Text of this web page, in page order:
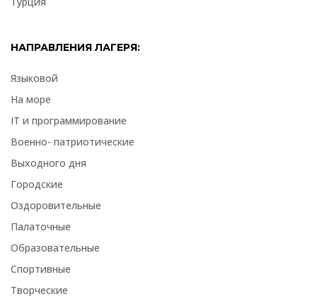
НАПРАВЛЕНИЯ ЛАГЕРЯ:
Языковой
На море
IT и программирование
Военно- патриотические
Выходного дня
Городские
Оздоровительные
Палаточные
Образовательные
Спортивные
Творческие